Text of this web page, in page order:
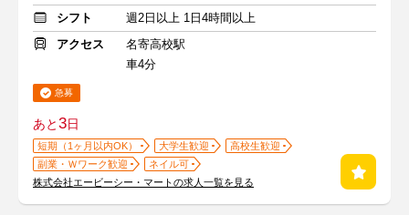
シフト
週2日以上 1日4時間以上
アクセス
名寄高校駅
車4分
急募
あと3日
短期（1ヶ月以内OK） 大学生歓迎
高校生歓迎
副業・Ｗワーク歓迎
ネイル可
株式会社エービーシー・マートの求人一覧を見る